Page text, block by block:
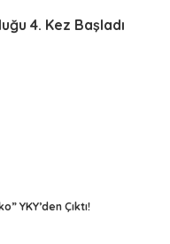
4. Kez Başladı
YKY’den Çıktı!